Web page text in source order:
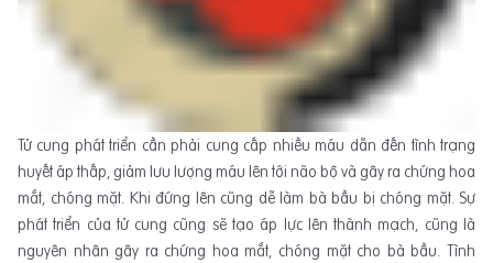
Tử cung phát triển cần phải cung cấp nhiều máu dẫn đến tình trạng
huyết áp thấp, giảm lưu lượng máu lên tới não bộ và gây ra chứng hoa
mắt, chóng mặt. Khi đứng lên cũng dễ làm bà bầu bị chóng mặt. Sự
phát triển của tử cung cũng sẽ tạo áp lực lên thành mạch, cũng là
nguyên nhân gây ra chứng hoa mắt, chóng mặt cho bà bầu. Tình